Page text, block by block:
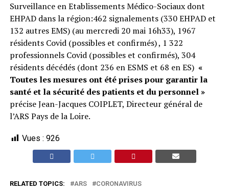
Surveillance en Etablissements Médico-Sociaux dont
EHPAD dans la région:462 signalements (330 EHPAD et
132 autres EMS) (au mercredi 20 mai 16h33), 1967
résidents Covid (possibles et confirmés) , 1 322
professionnels Covid (possibles et confirmés), 304
résidents décédés (dont 236 en ESMS et 68 en ES) «
Toutes les mesures ont été prises pour garantir la
santé et la sécurité des patients et du personnel »
précise Jean-Jacques COIPLET, Directeur général de
l’ARS Pays de la Loire.
Vues : 926
RELATED TOPICS: ARS CORONAVIRUS